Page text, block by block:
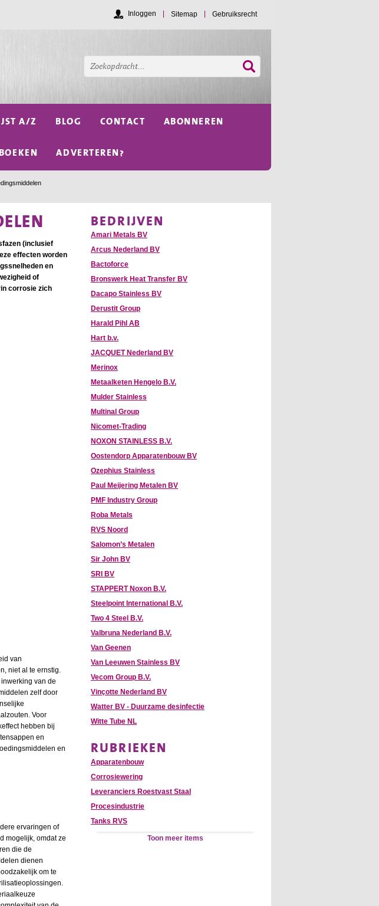
Sitemap Gebruiksrecht
Inloggen
A/Z BLOG CONTACT ABONNEREN
ADVERTEREN?
(inclusief
effecten worden
en
of
corrosie zich
van
niet al te ernstig.
van de
zelf door
Voor
hebben bij
en
en
ervaringen of
mogelijk, omdat ze
die de
dienen
om te
BEDRIJVEN
Amari Metals BV
Arcus Nederland BV
Bactoforce
Bronswerk Heat Transfer BV
Dacapo Stainless BV
Derustit Group
Harald Pihl AB
Hart b.v.
JACQUET Nederland BV
Merinox
Metaalketen Hengelo B.V.
Mulder Stainless
Multinal Group
Nicomet-Trading
NOXON STAINLESS B.V.
Oostendorp Apparatenbouw BV
Ozephius Stainless
Paul Meijering Metalen BV
PMF Industry Group
Roba Metals
RVS Noord
Salomon’s Metalen
Sir John BV
SRI BV
STAPPERT Noxon B.V.
Steelpoint International B.V.
Two 4 Steel B.V.
Valbruna Nederland B.V.
Van Geenen
Van Leeuwen Stainless BV
Vecom Group B.V.
Vinçotte Nederland BV
Watter BV - Duurzame desinfectie
Witte Tube NL
RUBRIEKEN
Apparatenbouw
Corrosiewering
Leveranciers Roestvast Staal
Procesindustrie
Tanks RVS
Toon meer items